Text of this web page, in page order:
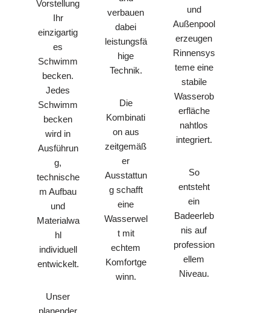
Vorstellung
Ihr
einzigartig
es
Schwimm
becken.
Jedes
Schwimm
becken
wird in
Ausführun
g,
technische
m Aufbau
und
Materialwa
hl
individuell
entwickelt.
Unser
verbauen
dabei
leistungsfä
hige
Technik.
Die
Kombinati
on aus
zeitgemäß
er
Ausstattun
g schafft
eine
Wasserwel
t mit
echtem
Komfortge
winn.
und
Außenpool
erzeugen
Rinnensys
teme eine
stabile
Wasserob
erfläche
nahtlos
integriert.
So
entsteht
ein
Badeerleb
nis auf
profession
ellem
Niveau.